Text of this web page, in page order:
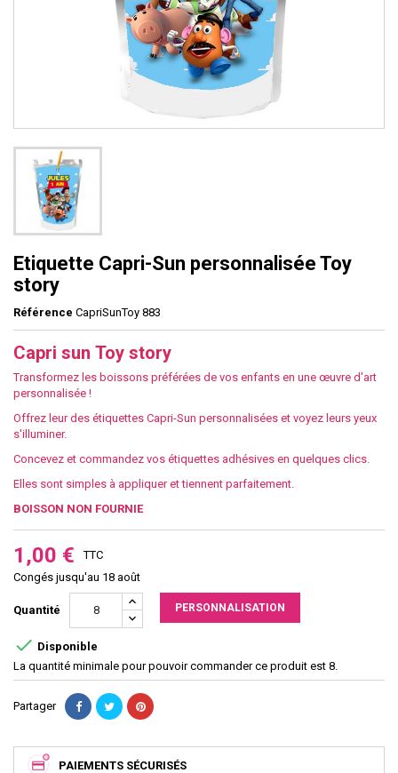
Etiquette Capri-Sun personnalisée Toy
story
Référence CapriSunToy 883
Capri sun Toy story
Transformez les boissons préférées de vos enfants en une œuvre d'art
personnalisée !
Offrez leur des étiquettes Capri-Sun personnalisées et voyez leurs yeux
s'illuminer.
Concevez et commandez vos étiquettes adhésives en quelques clics.
Elles sont simples à appliquer et tiennent parfaitement.
BOISSON NON FOURNIE
1,00 €
TTC
Congés jusqu'au 18 août
Quantité PERSONNALISATION
 Disponible
La quantité minimale pour pouvoir commander ce produit est 8.
Partager
PAIEMENTS SÉCURISÉS